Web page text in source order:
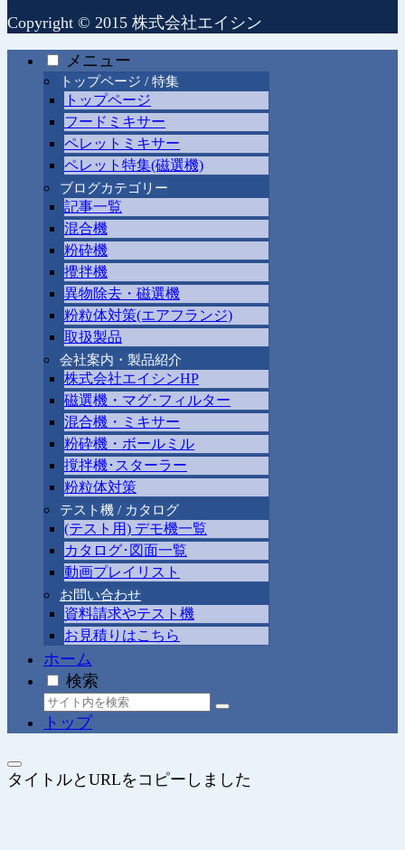
Copyright © 2015 株式会社エイシン
メニュー
トップページ / 特集
トップページ
フードミキサー
ペレットミキサー
ペレット特集(磁選機)
ブログカテゴリー
記事一覧
混合機
粉砕機
攪拌機
異物除去・磁選機
粉粒体対策(エアフランジ)
取扱製品
会社案内・製品紹介
株式会社エイシンHP
磁選機・マグ･フィルター
混合機・ミキサー
粉砕機・ボールミル
撹拌機･スターラー
粉粒体対策
テスト機 / カタログ
(テスト用) デモ機一覧
カタログ･図面一覧
動画プレイリスト
お問い合わせ
資料請求やテスト機
お見積りはこちら
ホーム
検索
トップ
タイトルとURLをコピーしました